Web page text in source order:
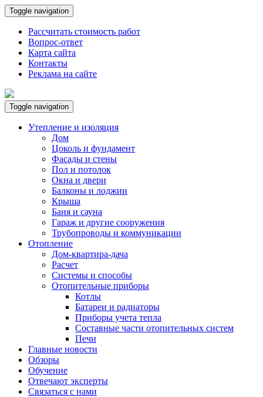
Toggle navigation
Рассчитать стоимость работ
Вопрос-ответ
Карта сайта
Контакты
Реклама на сайте
Toggle navigation
Утепление и изоляция
Дом
Цоколь и фундамент
Фасады и стены
Пол и потолок
Окна и двери
Балконы и лоджии
Крыша
Баня и сауна
Гараж и другие сооружения
Трубопроводы и коммуникации
Отопление
Дом-квартира-дача
Расчет
Системы и способы
Отопительные приборы
Котлы
Батареи и радиаторы
Приборы учета тепла
Составные части отопительных систем
Печи
Главные новости
Обзоры
Обучение
Отвечают эксперты
Связаться с нами